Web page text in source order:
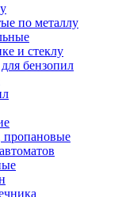
по металлу
и стеклу
бензопил
пропановые